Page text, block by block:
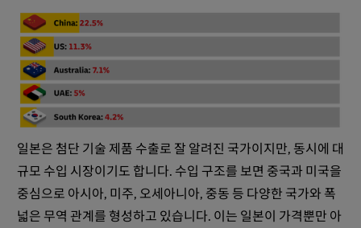
일본은 첨단 기술 제품 수출로 잘 알려진 국가이지만, 동시에 대
규모 수입 시장이기도 합니다. 수입 구조를 보면 중국과 미국을
중심으로 아시아, 미주, 오세아니아, 중동 등 다양한 국가와 폭
넓은 무역 관계를 형성하고 있습니다. 이는 일본이 가격뿐만 아